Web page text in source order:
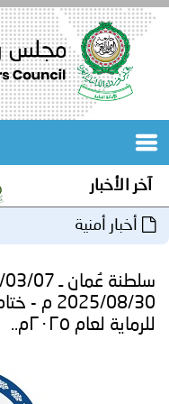
الرئيسية
المكاتب
المجلس
مؤتمرات
و
جهود
آخر الأخبار
أخبار أمنية
2025/08/
للرماية لعام ٢٠٢٥م..